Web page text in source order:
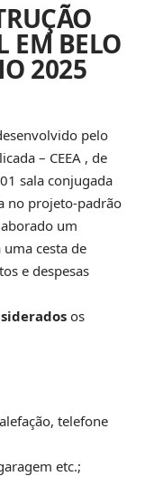
EM BELO
2025
pelo
– CEEA , de
sala conjugada
no projeto-padrão
um
cesta de
e despesas
os
telefone
etc.;